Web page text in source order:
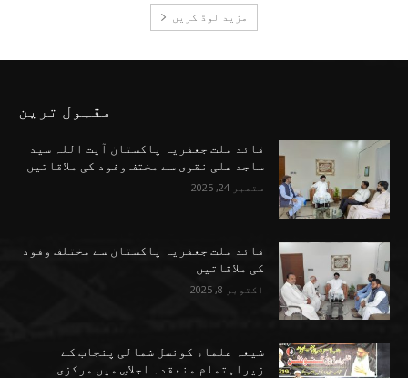
مزید لوڈ کریں
مقبول ترین
قائد ملت جعفریہ پاکستان آیت اللہ سید
ساجد علی نقوی سے مختف وفود کی ملاقاتیں
ستمبر 24, 2025
قائد ملت جعفریہ پاکستان سے مختلف وفود
کی ملاقاتیں
اکتوبر 8, 2025
شیعہ علماء کونسل شمالی پنجاب کے
زیراہتمام منعقدہ اجلاسِ میں مرکزی